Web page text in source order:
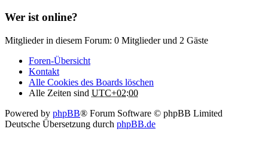
Wer ist online?
Mitglieder in diesem Forum: 0 Mitglieder und 2 Gäste
Foren-Übersicht
Kontakt
Alle Cookies des Boards löschen
Alle Zeiten sind UTC+02:00
Powered by phpBB® Forum Software © phpBB Limited
Deutsche Übersetzung durch phpBB.de